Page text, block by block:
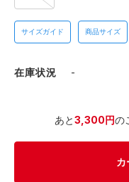
サイズガイド 商品サイズ
在庫状況 -
あと3,300円の
カ